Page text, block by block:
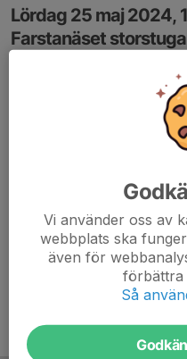
Lördag 25 maj 2024,
Farstanäset
Vi använder oss av
webbplats ska
även för
förbättra
Så